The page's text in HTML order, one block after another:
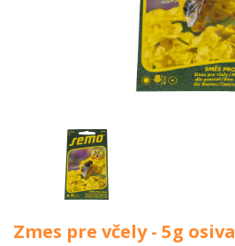
Zmes pre včely - 5g osiva